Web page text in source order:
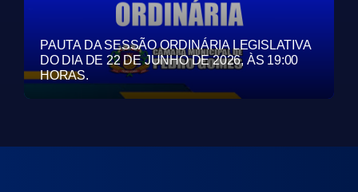
PAUTA DA SESSÃO ORDINÁRIA LEGISLATIVA
DO DIA DE 22 DE JUNHO DE 2026, ÀS 19:00
HORAS.